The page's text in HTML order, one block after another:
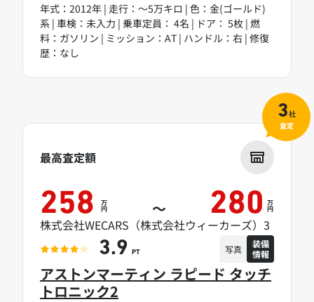
年式：2012年 | 走行：～5万キロ | 色：金(ゴールド)
系 | 車検：未入力 | 乗車定員： 4名 | ドア： 5枚 | 燃
料：ガソリン | ミッション：AT | ハンドル：右 | 修復
歴：なし
アストンマーティン ラピード タッチ
トロニック2
最高査定額
258 万
円 ～ 280 万
円
株式会社WECARS（株式会社ウィーカーズ）3
3.9 PT 写真
装備
情報
3社
査定